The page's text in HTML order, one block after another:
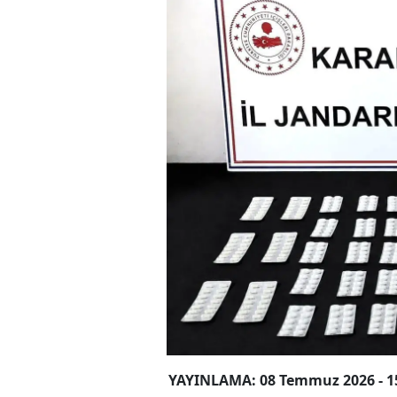
YAYINLAMA: 08 Temmuz 2026 -